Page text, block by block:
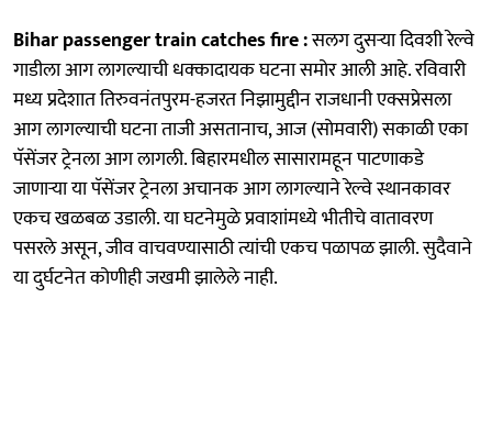
Bihar passenger train catches fire :सलग दुसऱ्या दिवशी रेल्वे
गाडीला आग लागल्याची धक्कादायक घटना समोर आली आहे. रविवारी
मध्य प्रदेशात तिरुवनंतपुरम-हजरत निझामुद्दीन राजधानी एक्सप्रेसला
आग लागल्याची घटना ताजी असतानाच, आज (सोमवारी) सकाळी एका
पॅसेंजर ट्रेनला आग लागली. बिहारमधील सासारामहून पाटणाकडे
जाणाऱ्या या पॅसेंजर ट्रेनला अचानक आग लागल्याने रेल्वे स्थानकावर
एकच खळबळ उडाली. या घटनेमुळे प्रवाशांमध्ये भीतीचे वातावरण
पसरले असून, जीव वाचवण्यासाठी त्यांची एकच पळापळ झाली. सुदैवाने
या दुर्घटनेत कोणीही जखमी झालेले नाही.